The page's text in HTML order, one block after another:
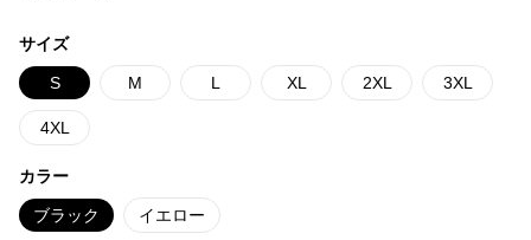
サイズ
S M L XL 2XL 3XL
4XL
カラー
ブラック イエロー